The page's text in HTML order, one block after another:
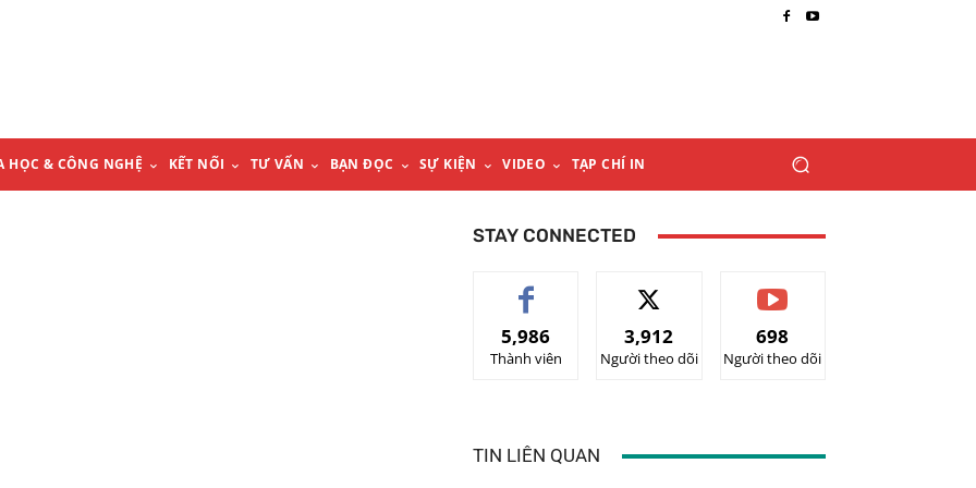
HỌC & CÔNG NGHỆ KẾT NỐI TƯ VẤN BẠN ĐỌC SỰ KIỆN VIDEO TẠP CHÍ IN
STAY CONNECTED
5,986
Thành viên
3,912
Người theo dõi
698
Người theo dõi
TIN LIÊN QUAN